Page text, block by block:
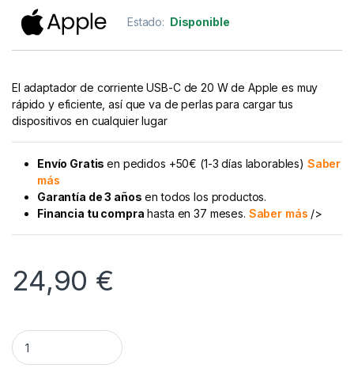
Estado: Disponible
El adaptador de corriente USB-C de 20 W de Apple es muy
rápido y eficiente, así que va de perlas para cargar tus
dispositivos en cualquier lugar
Envío Gratisen pedidos +50€ (1-3 días laborables) Saber
más
Garantía de 3 años en todos los productos.
Financia tu compra hasta en 37 meses. Saber más />
24,90 €
Adaptador de corriente USB-C de 20 W Apple Original